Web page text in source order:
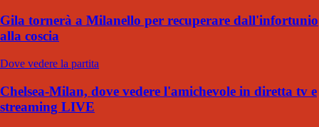
Gila tornerà a Milanello per recuperare dall'infortunio
alla coscia
Dove vedere la partita
Chelsea-Milan, dove vedere l'amichevole in diretta tv e
streaming LIVE